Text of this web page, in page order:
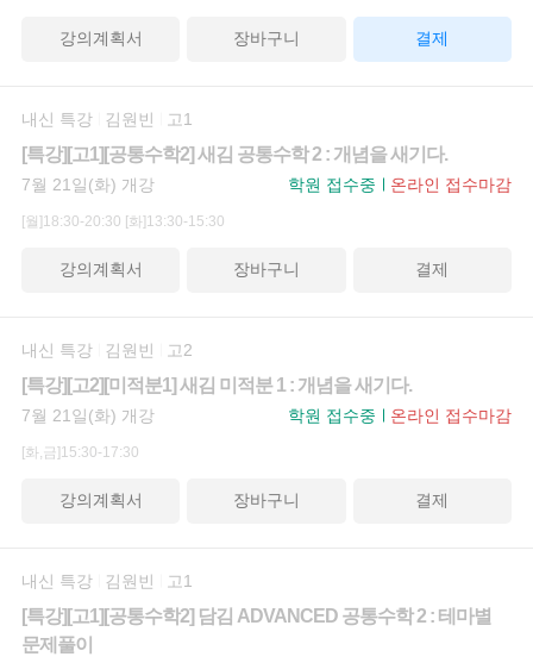
강의계획서 장바구니 결제
내신 특강 김원빈 고1
[특강][고1][공통수학2] 새김 공통수학 2 : 개념을 새기다.
7월 21일(화) 개강 학원 접수중 온라인 접수마감
[월]18:30-20:30 [화]13:30-15:30
강의계획서 장바구니 결제
내신 특강 김원빈 고2
[특강][고2][미적분1] 새김 미적분 1 : 개념을 새기다.
7월 21일(화) 개강 학원 접수중 온라인 접수마감
[화,금]15:30-17:30
강의계획서 장바구니 결제
내신 특강 김원빈 고1
[특강][고1][공통수학2] 담김 ADVANCED 공통수학 2 : 테마별
문제풀이